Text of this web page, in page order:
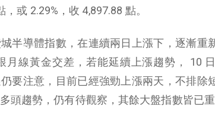
或 2.29%，收 4,897.88 點。
半導體指數，在連續兩日上漲下，逐漸重
月線黃金交差，若能延續上漲趨勢， 10
要注意，目前已經強勁上漲兩天，不排除
頭趨勢，仍有待觀察，其餘大盤指數皆已重